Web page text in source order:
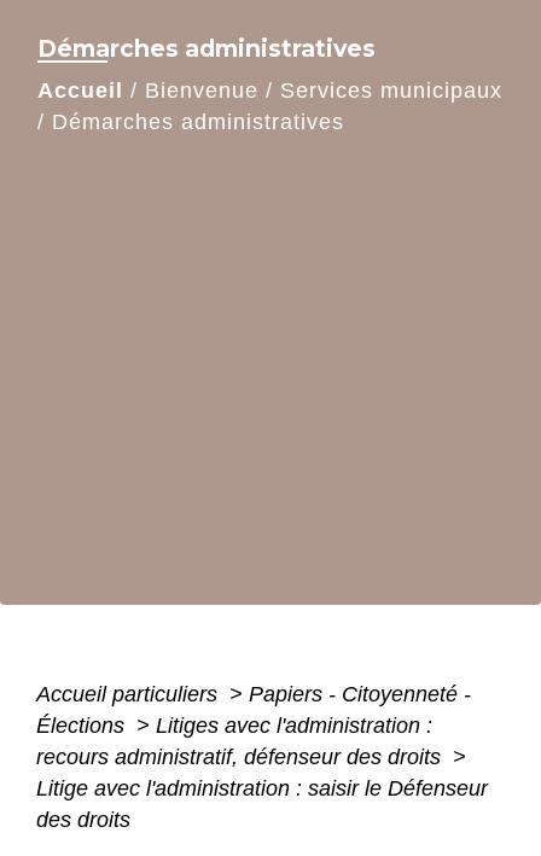
Démarches administratives
Accueil / Bienvenue / Services municipaux
/ Démarches administratives
Accueil particuliers > Papiers - Citoyenneté -
Élections > Litiges avec l'administration :
recours administratif, défenseur des droits >
Litige avec l'administration : saisir le Défenseur
des droits